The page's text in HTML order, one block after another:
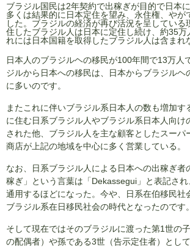
ブラジル国民は2年契約で出稼ぎが目的で日本
多くは結果的に日本定住を望み、永住権、やが
した。ブラジルの経済が再び活況を呈している
住したブラジル人は日本に定住し続け、約35万
れには日本国籍を取得したブラジル人は含まれ
日本人のブラジルヘの移民が100年間で13万人
ジルから日本への移民は、日本からブラジルヘ
に多いのです。
またこれに伴いブラジル系日本人の数も増加す
に住む日系ブラジル人やブラジル系日本人向け
された他、ブラジル人を主な顧客としたスーパ
商店が上記の地域を中心に多く営業している。
なお、日系ブラジル人による日本への出稼ぎ者
稼ぎ」という言葉は「Dekassegui」と表記さ
通用するほどになった。今や、日系在伯移民社
ブラジル系在日移民社会の時代となったのです。
そして現在ではそのブラジルに渡った第1世の
の配偶者）や孫である3世（告示定住者）とし